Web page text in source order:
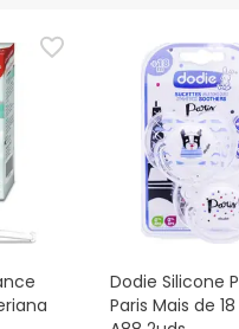
Dodie Silicone
Paris Mais de